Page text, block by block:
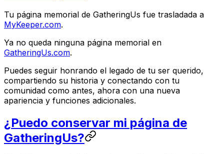
Tu página memorial de GatheringUs fue trasladada a
MyKeeper.com.
Ya no queda ninguna página memorial en
GatheringUs.com.
Puedes seguir honrando el legado de tu ser querido,
compartiendo su historia y conectando con tu
comunidad como antes, ahora con una nueva
apariencia y funciones adicionales.
¿Puedo conservar mi página de
GatheringUs?